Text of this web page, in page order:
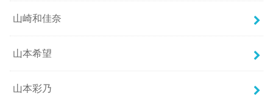
山崎和佳奈
山本希望
山本彩乃